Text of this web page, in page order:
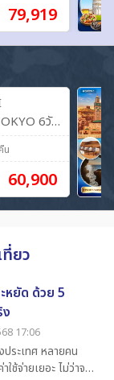
79,919
6วัน
น
60,900
ยว
หยัด ด้วย 5
17:06
ประเทศ หลายคน
ช้จ่ายเยอะ ไม่ว่าจะ